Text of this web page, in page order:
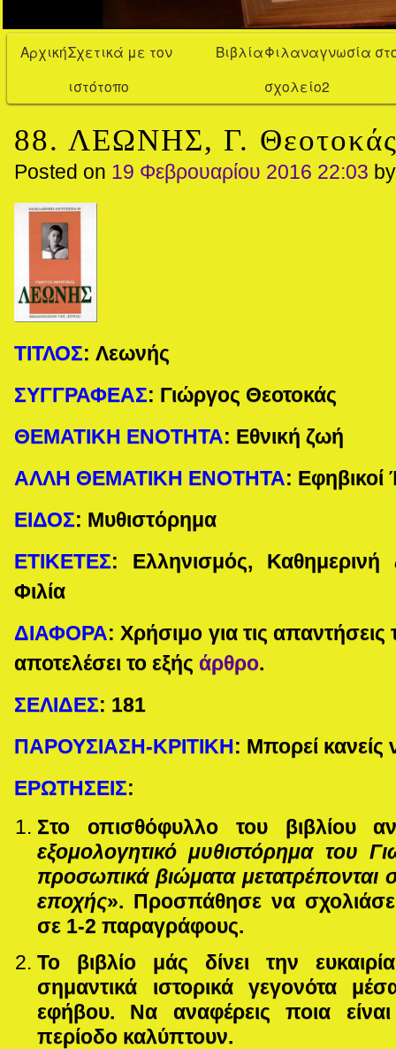
ΑρχικήΣχετικά με τον
ιστότοπο
ΒιβλίαΦιλαναγνωσία
σχολείο2
88. ΛΕΩΝΗΣ, Γ.
Posted on 19 Φεβρουαρίου 2016 22:03 by
ΤΙΤΛΟΣ: Λεωνής
ΣΥΓΓΡΑΦΕΑΣ: Γιώργος Θεοτοκάς
ΘΕΜΑΤΙΚΗ ΕΝΟΤΗΤΑ: Εθνική ζωή
ΑΛΛΗ ΘΕΜΑΤΙΚΗ ΕΝΟΤΗΤΑ:
ΕΙΔΟΣ: Μυθιστόρημα
ΕΤΙΚΕΤΕΣ: Ελληνισμός,
Φιλία
ΔΙΑΦΟΡΑ: Χρήσιμο για τις
αποτελέσει το εξής άρθρο.
ΣΕΛΙΔΕΣ: 181
ΠΑΡΟΥΣΙΑΣΗ-ΚΡΙΤΙΚΗ: Μπορεί κανείς
ΕΡΩΤΗΣΕΙΣ:
Στο οπισθόφυλλο του βιβλίου
εξομολογητικό μυθιστόρημα του
προσωπικά βιώματα μετατρέπονται
εποχής». Προσπάθησε να
σε 1-2 παραγράφους.
Το βιβλίο μάς δίνει την
σημαντικά ιστορικά γεγονότα
εφήβου. Να αναφέρεις ποια
περίοδο καλύπτουν.